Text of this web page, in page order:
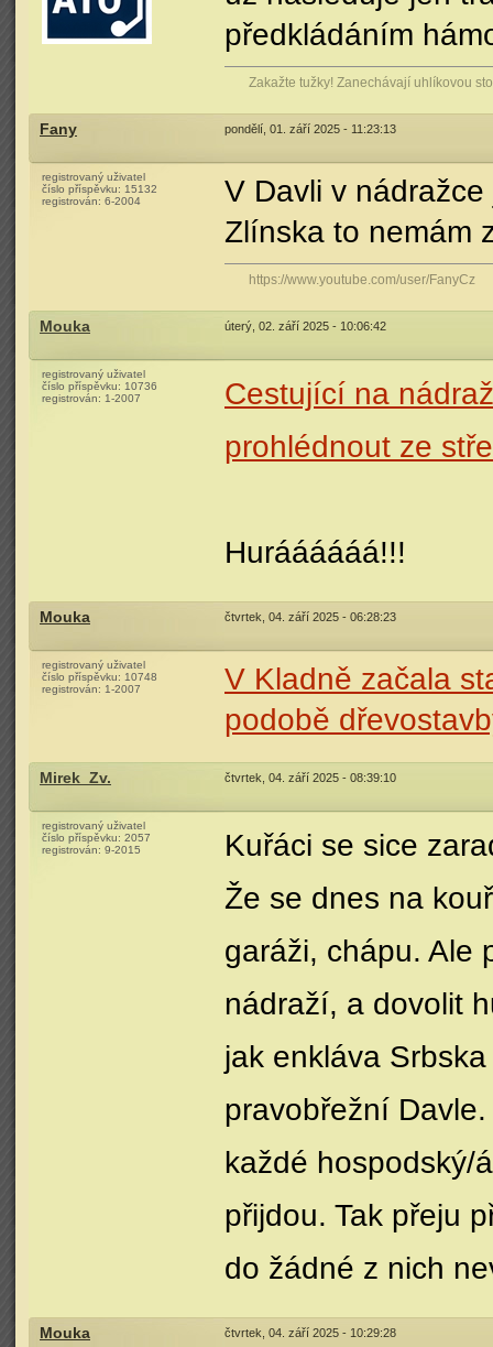
předkládáním
Zakažte tužky! Zanechávají uhlíkovou
Fany pondělí, 01. září 2025 - 11:23:13
registrovaný uživatel
číslo příspěvku: 15132
registrován: 6-2004
V Davli v
Zlínska to nemám
https://www.youtube.com/user/FanyCz
Mouka úterý, 02. září 2025 - 10:06:42
registrovaný uživatel
číslo příspěvku: 10736
registrován: 1-2007
Cestující na
prohlédnout ze
Huráááááá!!!
Mouka čtvrtek, 04. září 2025 - 06:28:23
registrovaný uživatel
číslo příspěvku: 10748
registrován: 1-2007
V Kladně začala
podobě
Mirek_Zv. čtvrtek, 04. září 2025 - 08:39:10
registrovaný uživatel
číslo příspěvku: 2057
registrován: 9-2015
Kuřáci se sice
Že se dnes na
garáži, chápu. Ale
nádraží, a dovolit
jak enkláva
pravobřežní
každé hospodský/
přijdou. Tak přeju
do žádné z nich
Mouka čtvrtek, 04. září 2025 - 10:29:28